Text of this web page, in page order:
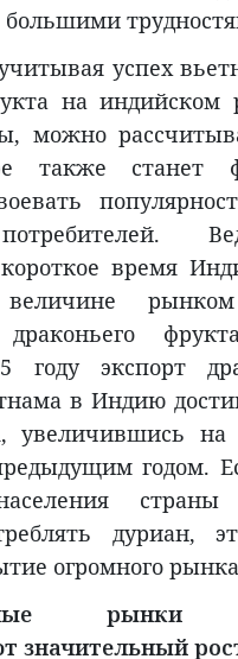
большими
успех
на
можно
также станет
время
драконьего
году экспорт
в Индию
увеличившись на
годом.
страны
дуриан,
огромного
рынки
значительный